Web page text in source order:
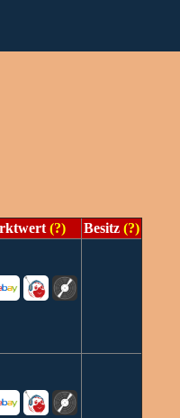
(?) Besitz (?)